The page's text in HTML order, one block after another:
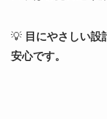
💡 目にやさしい設
安心です。